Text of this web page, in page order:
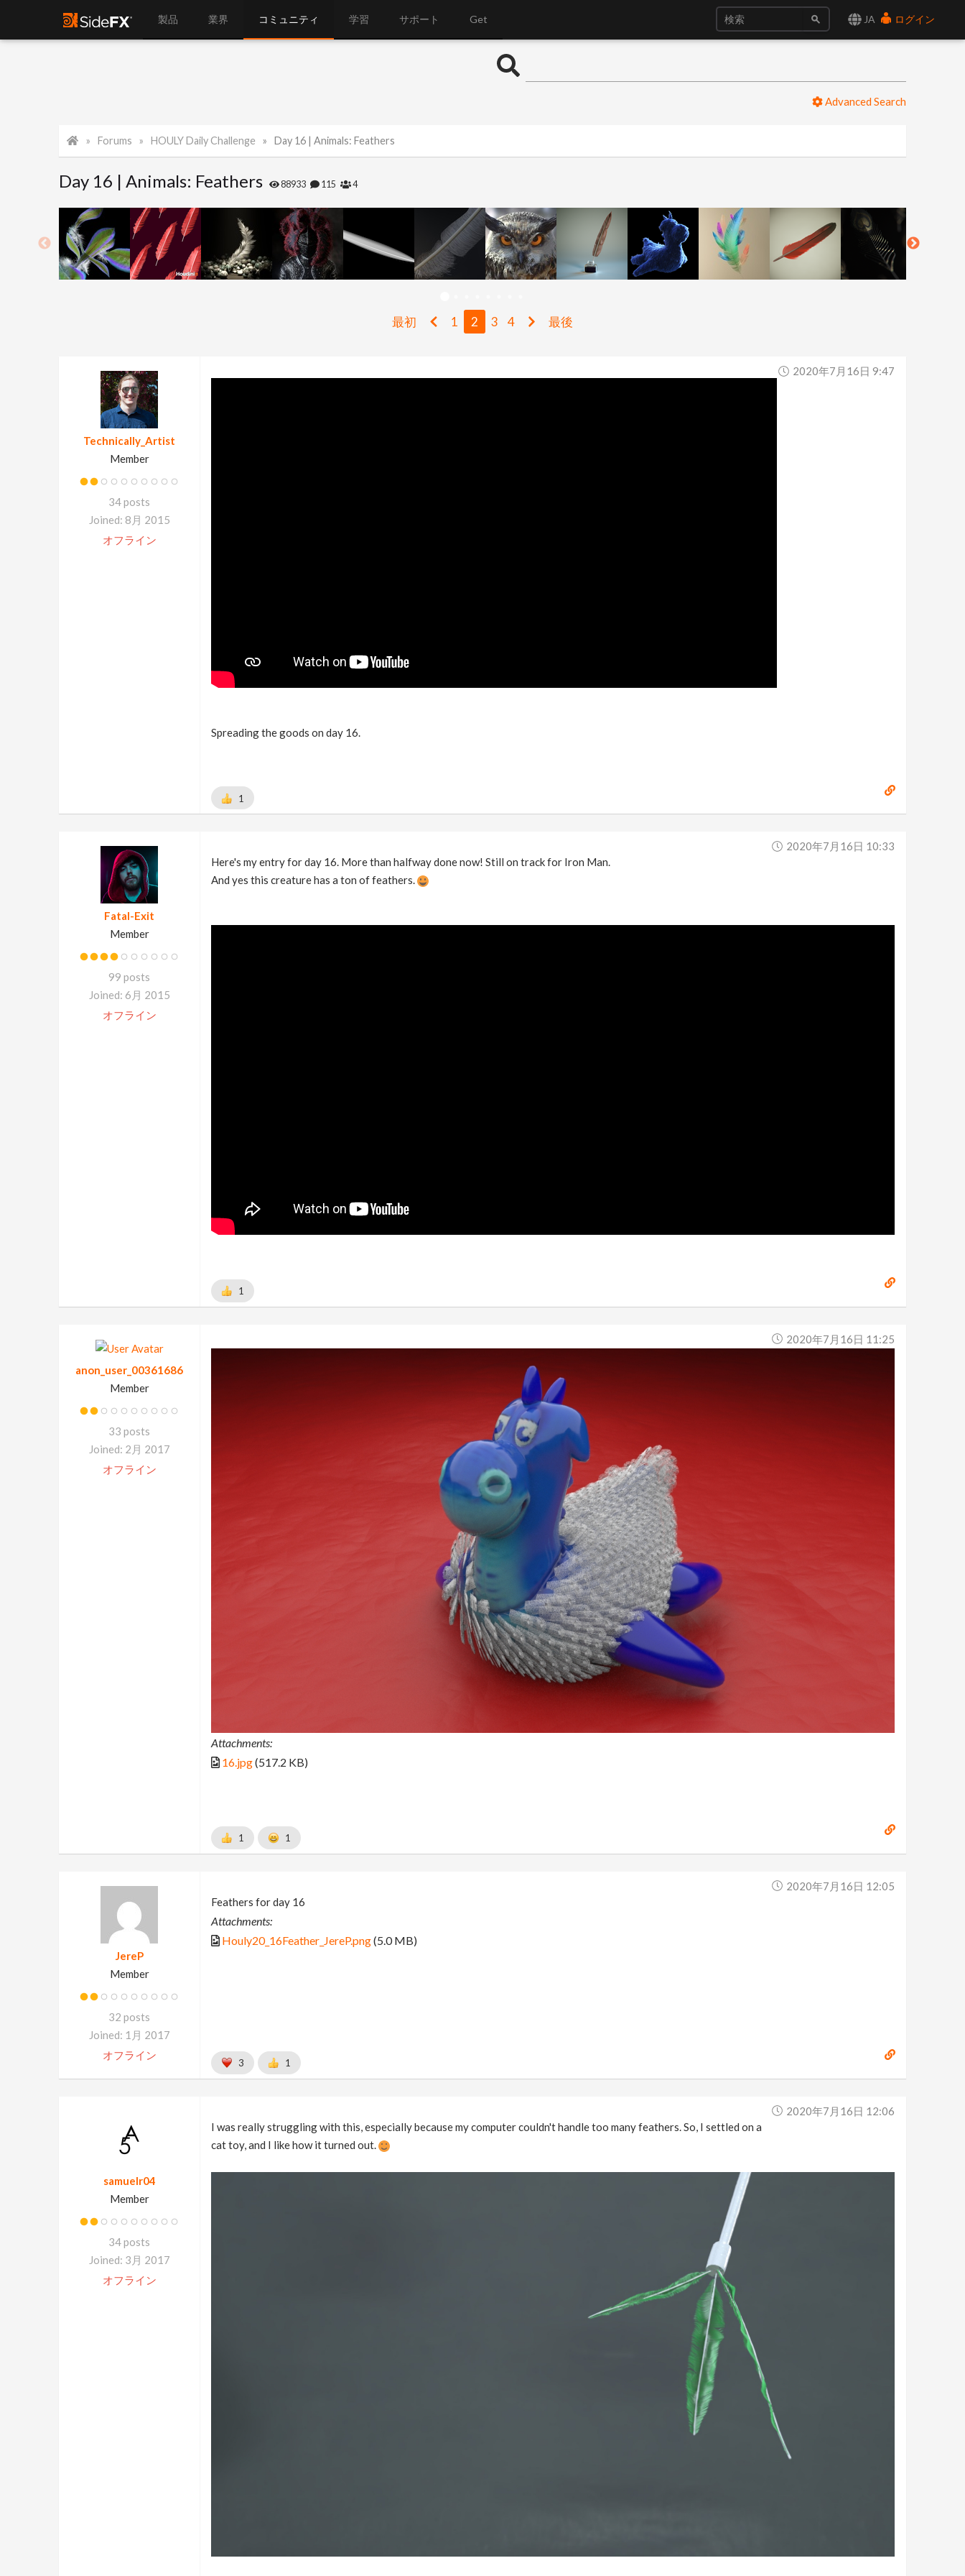
JA ログイン
製品 業界 コミュニティ 学習 サポート Get
Advanced Search
Forums HOULY Daily Challenge Day 16 | Animals: Feathers
Day 16 | Animals: Feathers 88933 115 4
最初 1 2 3 4 最後
Technically_Artist
Member
34 posts
Joined: 8月 2015
オフライン
2020年7月16日 9:47
Spreading the goods on day 16.
1
Fatal-Exit
Member
99 posts
Joined: 6月 2015
オフライン
2020年7月16日 10:33
Here's my entry for day 16. More than halfway done now! Still on track for Iron Man.
And yes this creature has a ton of feathers.
1
anon_user_00361686
Member
33 posts
Joined: 2月 2017
オフライン
2020年7月16日 11:25
Attachments:
16.jpg(517.2 KB)
1 1
JereP
Member
32 posts
Joined: 1月 2017
オフライン
2020年7月16日 12:05
Feathers for day 16
Attachments:
Houly20_16Feather_JereP.png(5.0 MB)
3 1
samuelr04
Member
34 posts
Joined: 3月 2017
オフライン
2020年7月16日 12:06
I was really struggling with this, especially because my computer couldn't handle too many feathers. So, I settled on a
cat toy, and I like how it turned out.